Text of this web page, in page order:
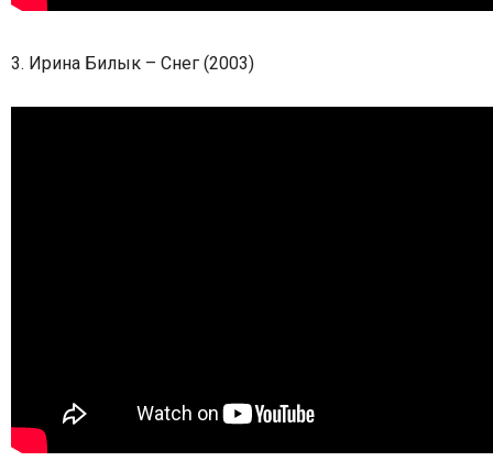
3. Ирина Билык – Снег (2003)